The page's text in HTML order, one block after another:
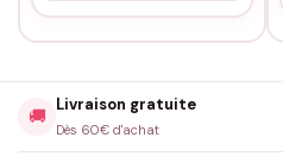
🚚
Livraison gratuite
Dès 60€ d'achat